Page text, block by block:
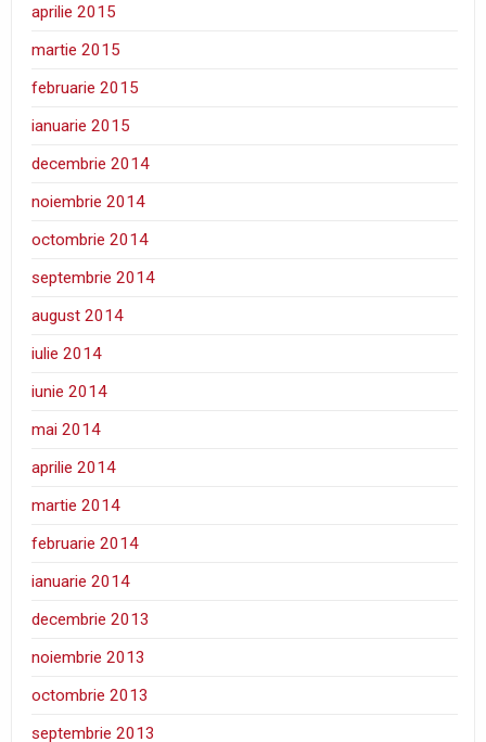
aprilie 2015
martie 2015
februarie 2015
ianuarie 2015
decembrie 2014
noiembrie 2014
octombrie 2014
septembrie 2014
august 2014
iulie 2014
iunie 2014
mai 2014
aprilie 2014
martie 2014
februarie 2014
ianuarie 2014
decembrie 2013
noiembrie 2013
octombrie 2013
septembrie 2013